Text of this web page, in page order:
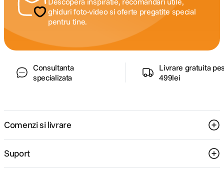
ghiduri foto-video si oferte pregatite special
pentru tine.
Consultanta
specializata
Livrare gratuita
499lei
Comenzi si livrare
Suport